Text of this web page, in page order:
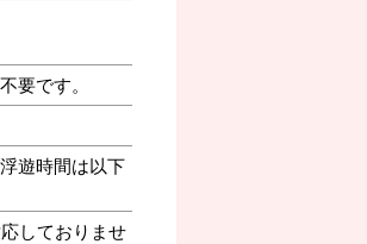
要です。
遊時間は以下
しておりませ